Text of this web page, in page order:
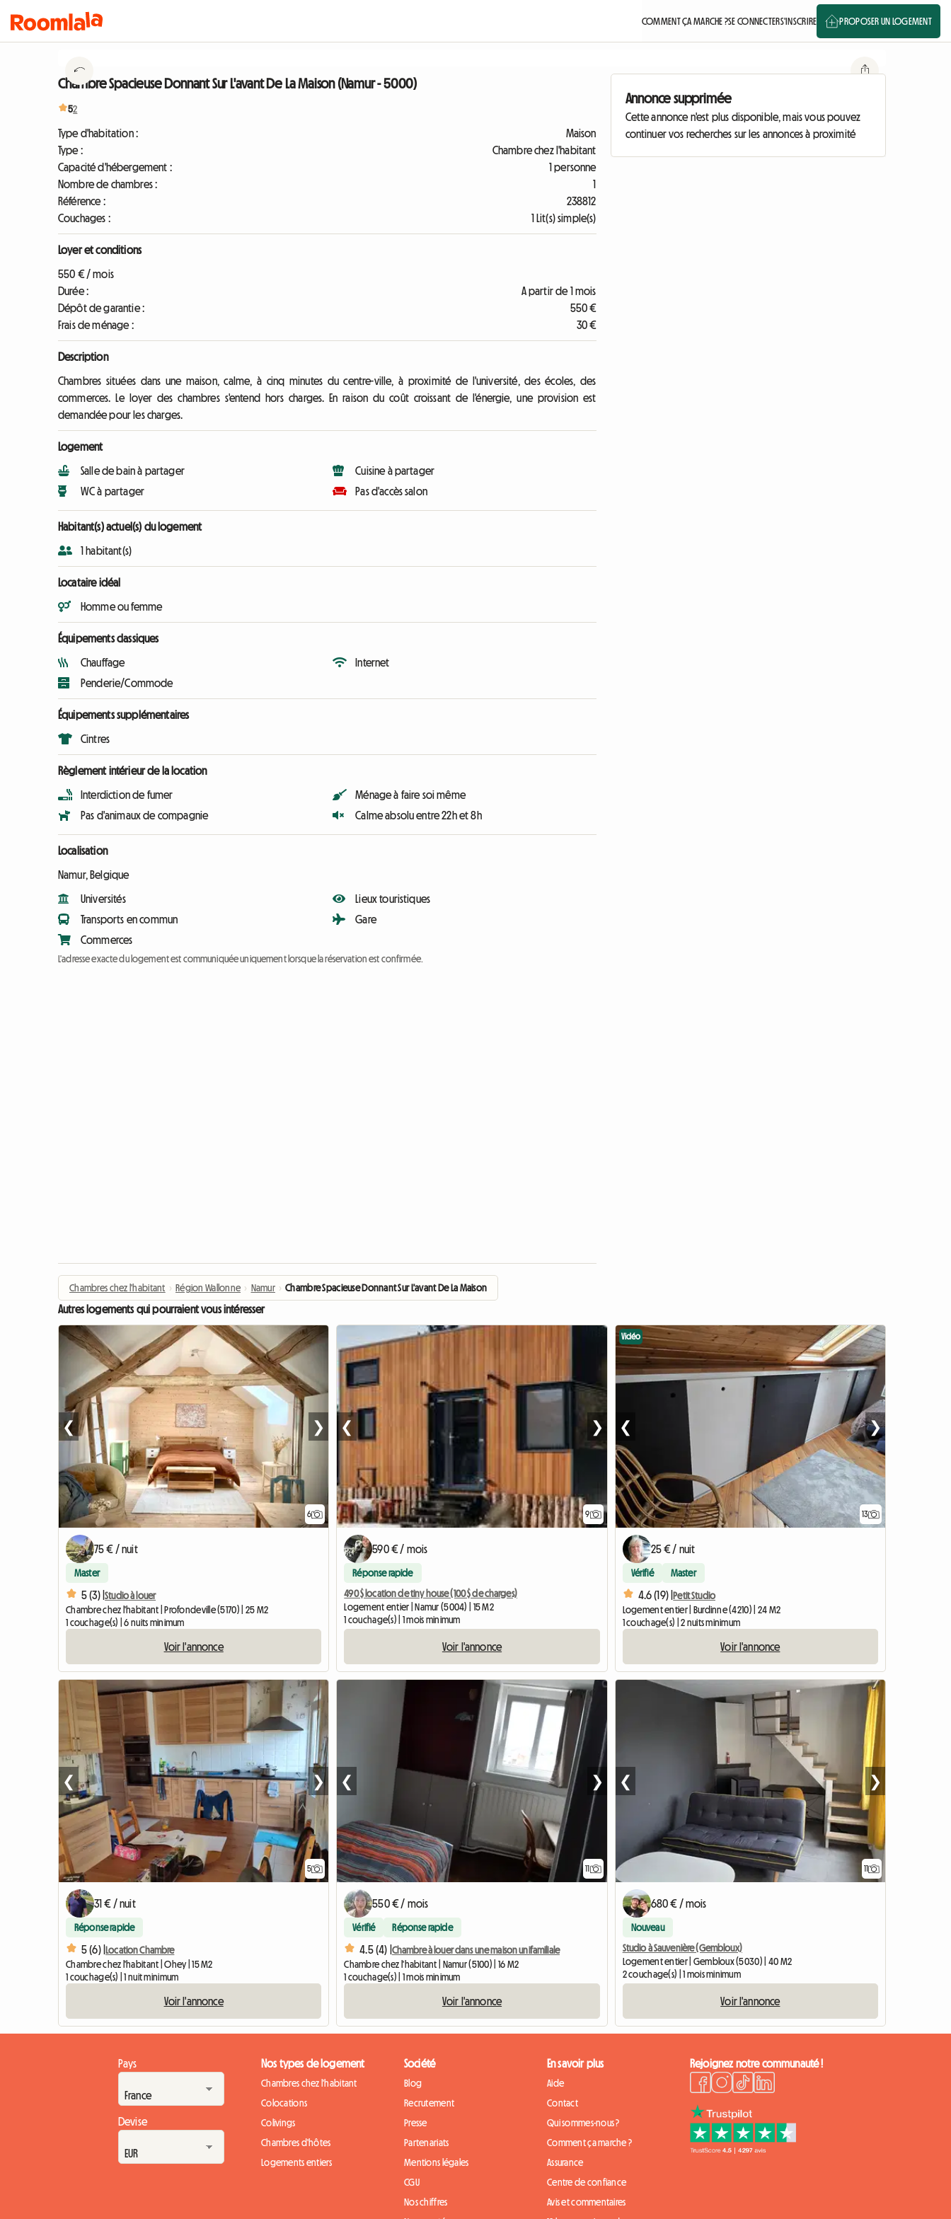
COMMENT ÇA MARCHE ?SE CONNECTERS'INSCRIRE PROPOSER UN LOGEMENT
Chambre Spacieuse Donnant Sur L'avant De La Maison (Namur - 5000)
52
Type d'habitation :
Maison
Type :
Chambre chez l'habitant
Capacité d'hébergement :
1 personne
Nombre de chambres :
1
Référence :
238812
Couchages :
1 Lit(s) simple(s)
Loyer et conditions
550 € / mois
Durée :
A partir de 1 mois
Dépôt de garantie :
550 €
Frais de ménage :
30 €
Description
Chambres situées dans une maison, calme, à cinq minutes du centre-ville, à proximité de l'université, des écoles, des
commerces. Le loyer des chambres s'entend hors charges. En raison du coût croissant de l'énergie, une provision est
demandée pour les charges.
Logement
Salle de bain à partager
WC à partager
Cuisine à partager
Pas d'accès salon
Habitant(s) actuel(s) du logement
1 habitant(s)
Locataire idéal
Homme ou femme
Équipements classiques
Chauffage
Penderie/Commode
Internet
Équipements supplémentaires
Cintres
Règlement intérieur de la location
Interdiction de fumer
Pas d'animaux de compagnie
Ménage à faire soi même
Calme absolu entre 22h et 8h
Localisation
Namur, Belgique
Universités
Transports en commun
Commerces
Lieux touristiques
Gare
L'adresse exacte du logement est communiquée uniquement lorsque la réservation est confirmée.
Annonce supprimée
Cette annonce n'est plus disponible, mais vous pouvez
continuer vos recherches sur les annonces à proximité
Chambres chez l'habitant › Région Wallonne › Namur › Chambre Spacieuse Donnant Sur L'avant De La Maison
Autres logements qui pourraient vous intéresser
6
❮ ❯
75 € / nuit
Master
5 (3) |Studio à louer
Chambre chez l'habitant | Profondeville (5170) | 25 M2
1 couchage(s) | 6 nuits minimum
Voir l'annonce
9
❮ ❯
590 € / mois
Réponse rapide
490 $ location de tiny house (100 $ de charges)
Logement entier | Namur (5004) | 15 M2
1 couchage(s) | 1 mois minimum
Voir l'annonce
13
Vidéo
❮ ❯
25 € / nuit
Vérifié Master
4.6 (19) |Petit Studio
Logement entier | Burdinne (4210) | 24 M2
1 couchage(s) | 2 nuits minimum
Voir l'annonce
5
❮ ❯
31 € / nuit
Réponse rapide
5 (6) |Location Chambre
Chambre chez l'habitant | Ohey | 15 M2
1 couchage(s) | 1 nuit minimum
Voir l'annonce
11
❮ ❯
550 € / mois
Vérifié Réponse rapide
4.5 (4) | Chambre à louer dans une maison unifamiliale
Chambre chez l'habitant | Namur (5100) | 16 M2
1 couchage(s) | 1 mois minimum
Voir l'annonce
11
❮ ❯
680 € / mois
Nouveau
Studio à Sauvenière (Gembloux)
Logement entier | Gembloux (5030) | 40 M2
2 couchage(s) | 1 mois minimum
Voir l'annonce
Pays
Devise
Nos types de logement
Chambres chez l'habitant
Colocations
Colivings
Chambres d'hôtes
Logements entiers
Société
Blog
Recrutement
Presse
Partenariats
Mentions légales
CGU
Nos chiffres
En savoir plus
Aide
Contact
Qui sommes-nous ?
Comment ça marche ?
Assurance
Centre de confiance
Avis et commentaires
Rejoignez notre communauté !